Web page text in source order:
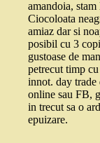
amandoia,
Ciocoloata
amiaz dar si
posibil cu 3
gustoase de
petrecut timp
innot. day trade
online sau FB,
in trecut sa o
epuizare.